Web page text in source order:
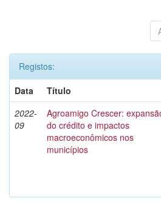
Registos:
Data
Título
2022-
09
Agroamigo Crescer:
do crédito e impactos
macroeconômicos nos
municípios